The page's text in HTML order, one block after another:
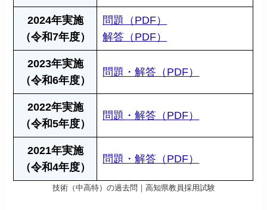
2024年実施
（令和7年度）
問題（PDF）
解答（PDF）
2023年実施
（令和6年度）
問題・解答（PDF）
2022年実施
（令和5年度）
問題・解答（PDF）
2021年実施
（令和4年度）
問題・解答（PDF）
技術（中高特）の過去問｜高知県教員採用試験